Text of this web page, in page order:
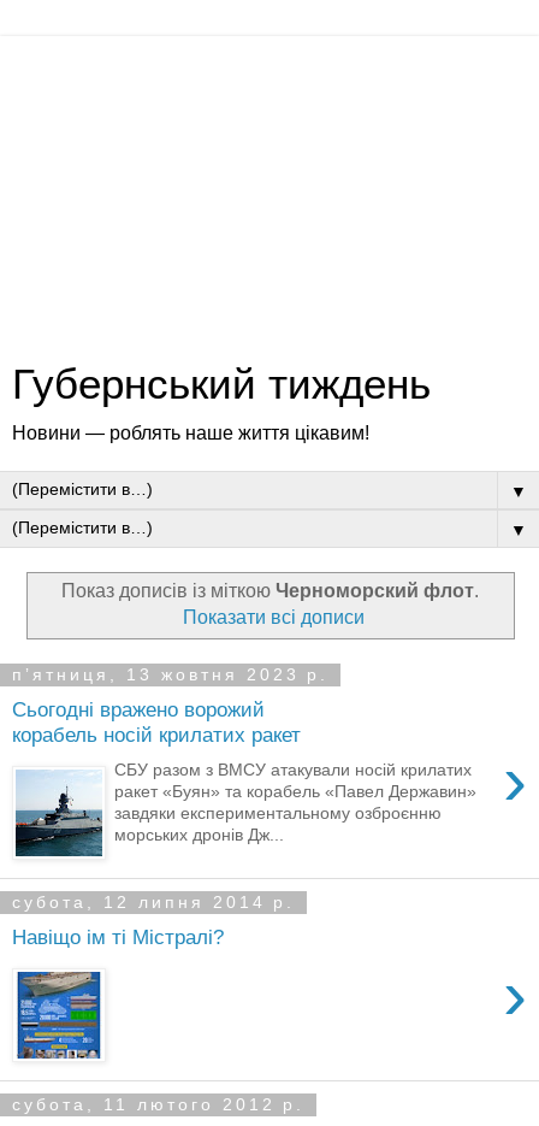
Губернський тиждень
Новини — роблять наше життя цікавим!
▼
▼
Показ дописів із міткою Черноморский флот.
Показати всі дописи
пʼятниця, 13 жовтня 2023 р.
Сьогодні вражено ворожий
корабель носій крилатих ракет
›
СБУ разом з ВМСУ атакували носій крилатих
ракет «Буян» та корабель «Павел Державин»
завдяки експериментальному озброєнню
морських дронів Дж...
субота, 12 липня 2014 р.
Навiщо iм тi Мiстралi?
›
субота, 11 лютого 2012 р.